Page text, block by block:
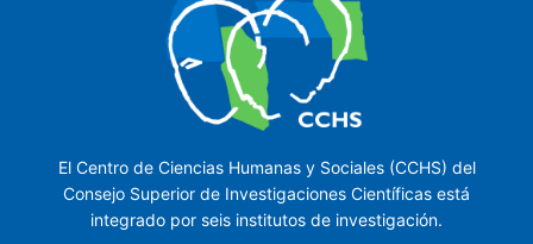
El Centro de Ciencias Humanas y Sociales (CCHS) del
Consejo Superior de Investigaciones Científicas está
integrado por seis institutos de investigación.